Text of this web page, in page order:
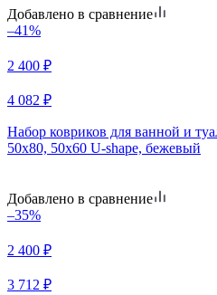
Добавлено в сравнение
–41%
2 400 ₽
4 082 ₽
Набор ковриков для ванной и
50х80, 50х60 U-shape, бежевый
Добавлено в сравнение
–35%
2 400 ₽
3 712 ₽